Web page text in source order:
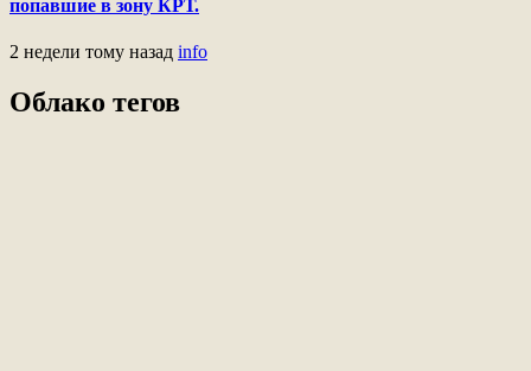
попавшие в зону КРТ.
2 недели тому назад info
Облако тегов